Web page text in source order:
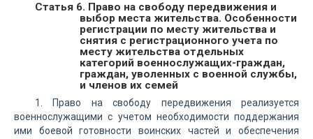
Статья 6. Право на свободу передвижения и
выбор места жительства. Особенности
регистрации по месту жительства и
снятия с регистрационного учета по
месту жительства отдельных
категорий военнослужащих-граждан,
граждан, уволенных с военной службы,
и членов их семей
1. Право на свободу передвижения реализуется
военнослужащими с учетом необходимости поддержания
ими боевой готовности воинских частей и обеспечения